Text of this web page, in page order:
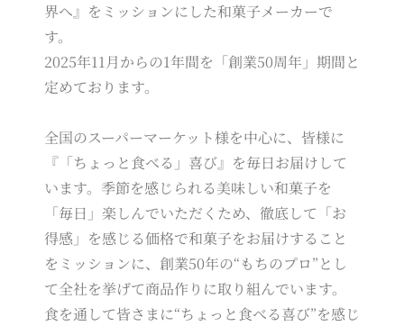
界へ』をミッションにした和菓子メーカーで
す。
2025年11月からの1年間を「創業50周年」期間と
定めております。
全国のスーパーマーケット様を中心に、皆様に
『「ちょっと食べる」喜び』を毎日お届けして
います。季節を感じられる美味しい和菓子を
「毎日」楽しんでいただくため、徹底して「お
得感」を感じる価格で和菓子をお届けすること
をミッションに、創業50年の“もちのプロ”とし
て全社を挙げて商品作りに取り組んでいます。
食を通して皆さまに“ちょっと食べる喜び”を感じ